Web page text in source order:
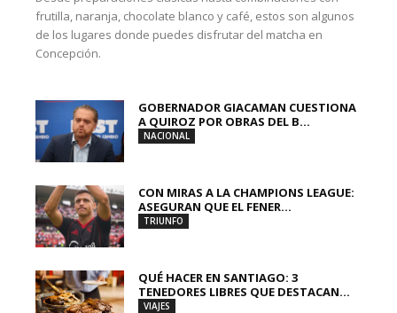
frutilla, naranja, chocolate blanco y café, estos son algunos
de los lugares donde puedes disfrutar del matcha en
Concepción.
GOBERNADOR GIACAMAN CUESTIONA
A QUIROZ POR OBRAS DEL B...
NACIONAL
CON MIRAS A LA CHAMPIONS LEAGUE:
ASEGURAN QUE EL FENER...
TRIUNFO
QUÉ HACER EN SANTIAGO: 3
TENEDORES LIBRES QUE DESTACAN...
VIAJES